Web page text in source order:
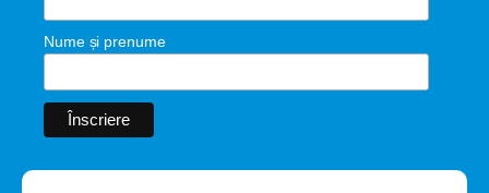
Nume și prenume